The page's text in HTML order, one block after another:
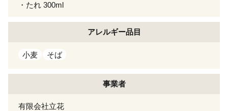
・たれ 300ml
アレルギー品目
小麦 そば
事業者
有限会社立花